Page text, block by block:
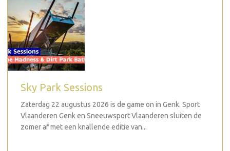
Sky Park Sessions
Zaterdag 22 augustus 2026 is de game on in Genk. Sport
Vlaanderen Genk en Sneeuwsport Vlaanderen sluiten de
zomer af met een knallende editie van...